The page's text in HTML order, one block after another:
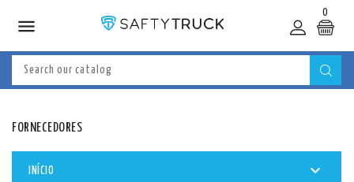

0
FORNECEDORES
INÍCIO 